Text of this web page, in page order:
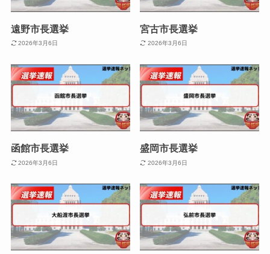
遠野市長選挙
2026年3月6日
宮古市長選挙
2026年3月6日
函館市長選挙
2026年3月6日
盛岡市長選挙
2026年3月6日